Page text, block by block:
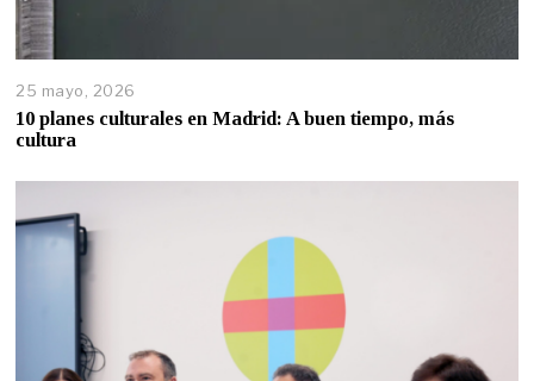
25 mayo, 2026
10 planes culturales en Madrid: A buen tiempo, más
cultura